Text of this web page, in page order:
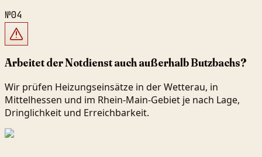
№04
Arbeitet der Notdienst auch außerhalb Butzbachs?
Wir prüfen Heizungseinsätze in der Wetterau, in
Mittelhessen und im Rhein-Main-Gebiet je nach Lage,
Dringlichkeit und Erreichbarkeit.